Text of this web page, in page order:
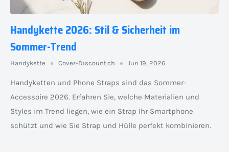
Handykette 2026: Stil & Sicherheit im
Sommer-Trend
Handykette Cover-Discount.ch Jun 19, 2026
Handyketten und Phone Straps sind das Sommer-
Accessoire 2026. Erfahren Sie, welche Materialien und
Styles im Trend liegen, wie ein Strap Ihr Smartphone
schützt und wie Sie Strap und Hülle perfekt kombinieren.